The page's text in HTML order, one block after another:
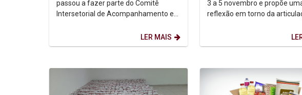
passou a fazer parte do Comitê
Intersetorial de Acompanhamento e
LER MAIS
3 a 5 novembro e propõe
reflexão em torno da